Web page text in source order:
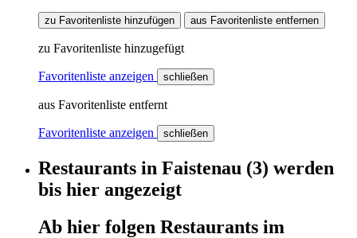
zu Favoritenliste hinzufügen aus Favoritenliste entfernen
zu Favoritenliste hinzugefügt
Favoritenliste anzeigen schließen
aus Favoritenliste entfernt
Favoritenliste anzeigen schließen
Restaurants in Faistenau (3) werden
bis hier angezeigt
Ab hier folgen Restaurants im